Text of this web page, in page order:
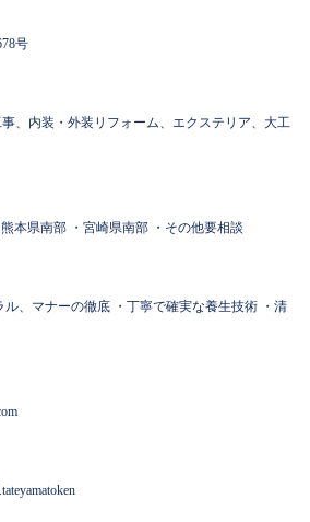
号
、内装・外装リフォーム、エクステリア、大工
本県南部 ・宮崎県南部 ・その他要相談
ル、マナーの徹底 ・丁寧で確実な養生技術 ・清